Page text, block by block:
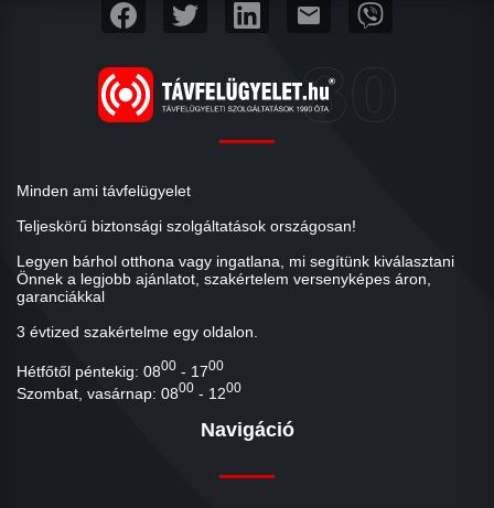
mail
Minden ami távfelügyelet
Teljeskörű biztonsági szolgáltatások országosan!
Legyen bárhol otthona vagy ingatlana, mi segítünk kiválasztani
Önnek a legjobb ajánlatot, szakértelem versenyképes áron,
garanciákkal
3 évtized szakértelme egy oldalon.
Hétfőtől péntekig: 0800 - 1700
Szombat, vasárnap: 0800 - 1200
Navigáció